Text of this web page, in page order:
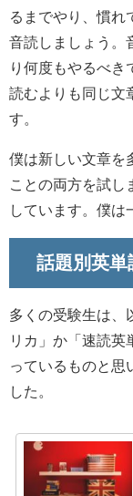
るまでやり、慣れ
音読しましょう。
り何度もやるべき
読むよりも同じ文
す。
僕は新しい文章を
ことの両方を試し
しています。僕は
話題別英単
多くの受験生は、
リカ」か「速読英
っているものと思
した。